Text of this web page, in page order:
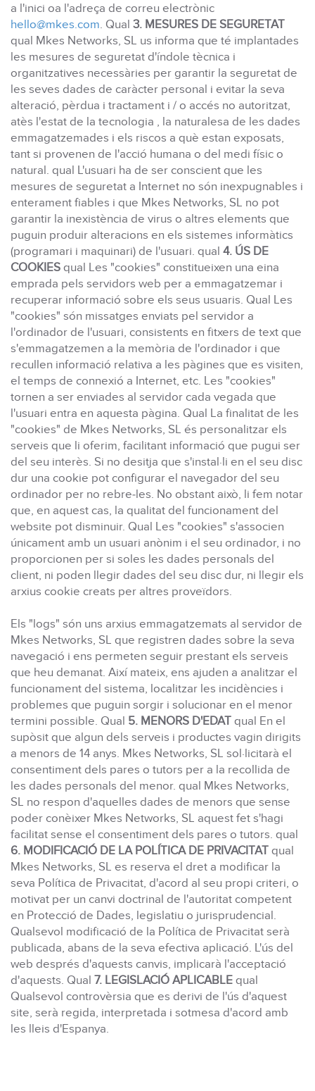
a l'inici oa l'adreça de correu electrònic
hello@mkes.com. Qual 3. MESURES DE SEGURETAT
qual Mkes Networks, SL us informa que té implantades
les mesures de seguretat d'índole tècnica i
organitzatives necessàries per garantir la seguretat de
les seves dades de caràcter personal i evitar la seva
alteració, pèrdua i tractament i / o accés no autoritzat,
atès l'estat de la tecnologia , la naturalesa de les dades
emmagatzemades i els riscos a què estan exposats,
tant si provenen de l'acció humana o del medi físic o
natural. qual L'usuari ha de ser conscient que les
mesures de seguretat a Internet no són inexpugnables i
enterament fiables i que Mkes Networks, SL no pot
garantir la inexistència de virus o altres elements que
puguin produir alteracions en els sistemes informàtics
(programari i maquinari) de l'usuari. qual 4. ÚS DE
COOKIES qual Les "cookies" constitueixen una eina
emprada pels servidors web per a emmagatzemar i
recuperar informació sobre els seus usuaris. Qual Les
"cookies" són missatges enviats pel servidor a
l'ordinador de l'usuari, consistents en fitxers de text que
s'emmagatzemen a la memòria de l'ordinador i que
recullen informació relativa a les pàgines que es visiten,
el temps de connexió a Internet, etc. Les "cookies"
tornen a ser enviades al servidor cada vegada que
l'usuari entra en aquesta pàgina. Qual La finalitat de les
"cookies" de Mkes Networks, SL és personalitzar els
serveis que li oferim, facilitant informació que pugui ser
del seu interès. Si no desitja que s'instal·li en el seu disc
dur una cookie pot configurar el navegador del seu
ordinador per no rebre-les. No obstant això, li fem notar
que, en aquest cas, la qualitat del funcionament del
website pot disminuir. Qual Les "cookies" s'associen
únicament amb un usuari anònim i el seu ordinador, i no
proporcionen per si soles les dades personals del
client, ni poden llegir dades del seu disc dur, ni llegir els
arxius cookie creats per altres proveïdors.
Els "logs" són uns arxius emmagatzemats al servidor de
Mkes Networks, SL que registren dades sobre la seva
navegació i ens permeten seguir prestant els serveis
que heu demanat. Així mateix, ens ajuden a analitzar el
funcionament del sistema, localitzar les incidències i
problemes que puguin sorgir i solucionar en el menor
termini possible. Qual 5. MENORS D'EDAT qual En el
supòsit que algun dels serveis i productes vagin dirigits
a menors de 14 anys. Mkes Networks, SL sol·licitarà el
consentiment dels pares o tutors per a la recollida de
les dades personals del menor. qual Mkes Networks,
SL no respon d'aquelles dades de menors que sense
poder conèixer Mkes Networks, SL aquest fet s'hagi
facilitat sense el consentiment dels pares o tutors. qual
6. MODIFICACIÓ DE LA POLÍTICA DE PRIVACITAT qual
Mkes Networks, SL es reserva el dret a modificar la
seva Política de Privacitat, d'acord al seu propi criteri, o
motivat per un canvi doctrinal de l'autoritat competent
en Protecció de Dades, legislatiu o jurisprudencial.
Qualsevol modificació de la Política de Privacitat serà
publicada, abans de la seva efectiva aplicació. L'ús del
web després d'aquests canvis, implicarà l'acceptació
d'aquests. Qual 7. LEGISLACIÓ APLICABLE qual
Qualsevol controvèrsia que es derivi de l'ús d'aquest
site, serà regida, interpretada i sotmesa d'acord amb
les lleis d'Espanya.